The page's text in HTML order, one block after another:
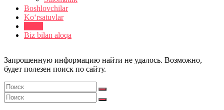
Boshlovchilar
Ko‘rsatuvlar
Biz bilan aloqa
Запрошенную информацию найти не удалось. Возможно,
будет полезен поиск по сайту.